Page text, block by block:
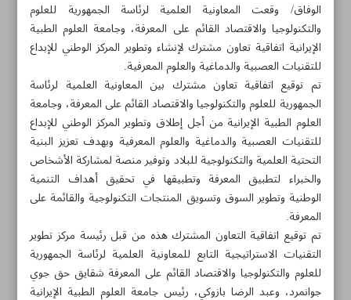
الوفاق/ وقعت المعاونية العلمية لرئاسة الجمهورية للعلوم
والتكنولوجيا والاقتصاد القائم على المعرفة، وجامعة العلوم الطبية
الإيرانية اتفاقية تعاون مشترك لإنشاء وتطوير المركز الوطني للإبداع
للتقنيات العصبية والدماغية والعلوم المعرفية.
تم توقيع اتفاقية تعاون مشترك بين المعاونية العلمية لرئاسة
الجمهورية للعلوم والتكنولوجيا والاقتصاد القائم على المعرفة، وجامعة
العلوم الطبية الإيرانية من أجل إطلاق وتطوير المركز الوطني للإبداع
للتقنيات العصبية والدماغية والعلوم المعرفية وبهدف تعزيز البنية
التحتية العلمية والتكنولوجية للبلاد وتوفير منصة لمشاركة الأشخاص
والخبراء لتطبيق المعرفة وتطبيقها في تحقيق أهداف التنمية
الوطنية وتطوير السوق وتسويق المنتجات التكنولوجية والقائمة على
المعرفة.
تم توقيع اتفاقية التعاون المشترك هذه من قبل رئيسة مركز تطوير
التقنيات الاستراتيجية التابع للمعاونية العلمية لرئاسة الجمهورية
للعلوم والتكنولوجيا والاقتصاد القائم على المعرفة شقایق حق جوي
جوانمرد، وعبد الرضا بازوكي، رئيس جامعة العلوم الطبية الإيرانية